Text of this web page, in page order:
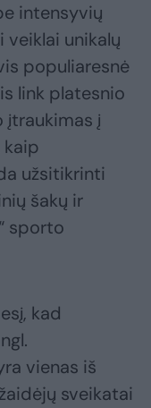
intensyvių
unikalų
populiaresnė
link platesnio
į
kaip
užsitikrinti
šakų ir
sporto
kad
vienas iš
sveikatai